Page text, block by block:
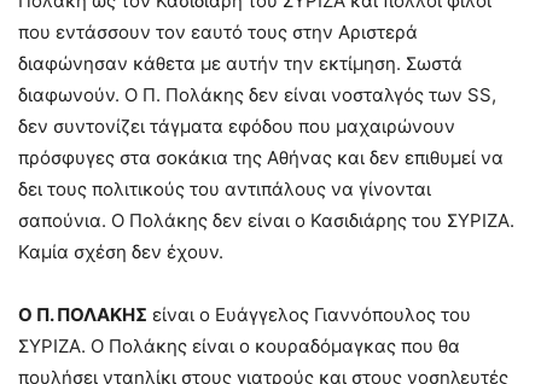
που εντάσσουν τον εαυτό τους στην Αριστερά
διαφώνησαν κάθετα με αυτήν την εκτίμηση. Σωστά
διαφωνούν. Ο Π. Πολάκης δεν είναι νοσταλγός των SS,
δεν συντονίζει τάγματα εφόδου που μαχαιρώνουν
πρόσφυγες στα σοκάκια της Αθήνας και δεν επιθυμεί να
δει τους πολιτικούς του αντιπάλους να γίνονται
σαπούνια. Ο Πολάκης δεν είναι ο Κασιδιάρης του ΣΥΡΙΖΑ.
Καμία σχέση δεν έχουν.
Ο Π. ΠΟΛΑΚΗΣ είναι ο Ευάγγελος Γιαννόπουλος του
ΣΥΡΙΖΑ. Ο Πολάκης είναι ο κουραδόμαγκας που θα
πουλήσει νταηλίκι στους γιατρούς και στους νοσηλευτές